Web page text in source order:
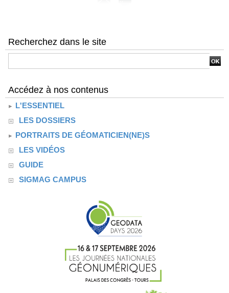
Recherchez dans le site
Accédez à nos contenus
L'ESSENTIEL
LES DOSSIERS
PORTRAITS DE GÉOMATICIEN(NE)S
LES VIDÉOS
GUIDE
SIGMAG CAMPUS